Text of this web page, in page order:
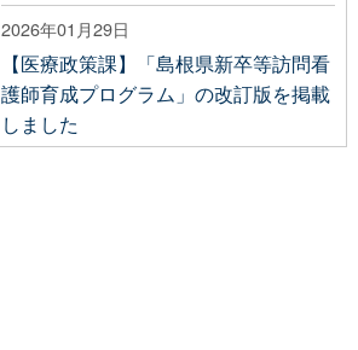
2026年01月29日
【医療政策課】「島根県新卒等訪問看
護師育成プログラム」の改訂版を掲載
しました